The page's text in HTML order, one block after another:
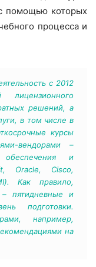
помощью которых
процесса и
с 2012
решений, а
в том числе в
курсы
вендорами –
обеспечения и
Oracle, Cisco,
Как правило,
– пятидневные и
подготовки.
например,
на